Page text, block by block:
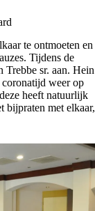
te ontmoeten en
Tijdens de
Trebbe sr. aan. Hein
weer op
heeft natuurlijk
bijpraten met elkaar,